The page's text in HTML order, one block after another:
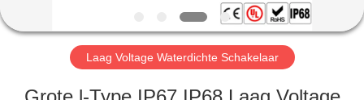
FABRIEKSREIS
KWALITEITSCONTROLE
Laag Voltage Waterdichte Schakelaar